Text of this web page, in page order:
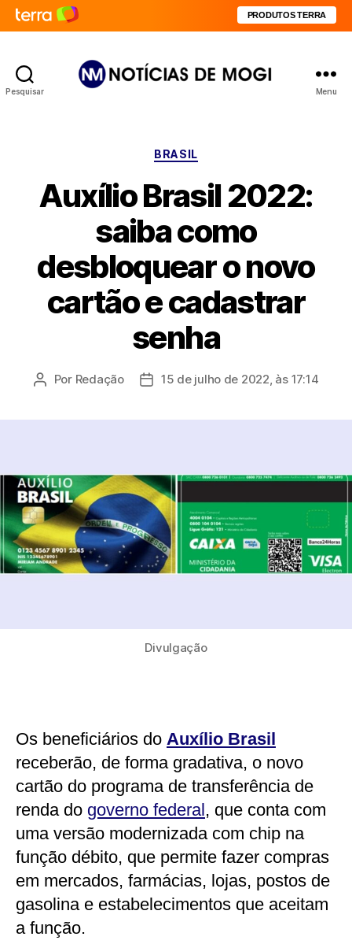
PRODUTOS TERRA
Pesquisar Menu
Categorias
BRASIL
Auxílio Brasil 2022:
saiba como
desbloquear o novo
cartão e cadastrar
senha
Autor
Por Redação
Data15 de julho de 2022, às 17:14
Divulgação
Os beneficiários do Auxílio Brasil
receberão, de forma gradativa, o novo
cartão do programa de transferência de
renda do governo federal, que conta com
uma versão modernizada com chip na
função débito, que permite fazer compras
em mercados, farmácias, lojas, postos de
gasolina e estabelecimentos que aceitam
a função.